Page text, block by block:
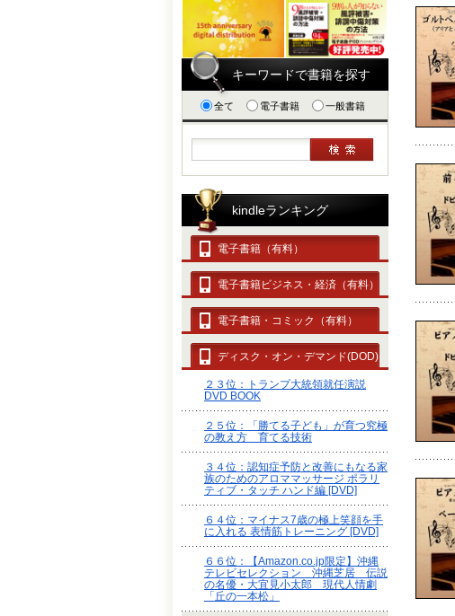
キーワードで書籍を探す
全て 電子書籍 一般書籍
kindleランキング
電子書籍（有料）
電子書籍ビジネス・経済（有料）
電子書籍・コミック（有料）
ディスク・オン・デマンド(DOD)
２３位：トランプ大統領就任演説
DVD BOOK
２５位：「勝てる子ども」が育つ究極
の教え方 育てる技術
３４位：認知症予防と改善にもなる家
族のためのアロママッサージ ポラリ
ティブ・タッチ ハンド編 [DVD]
６４位：マイナス7歳の極上笑顔を手
に入れる 表情筋トレーニング [DVD]
６６位：【Amazon.co.jp限定】沖縄
テレビセレクション 沖縄芝居 伝説
の名優・大宜見小太郎 現代人情劇
「丘の一本松」